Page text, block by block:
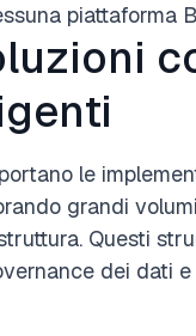
piattaforma
le
grandi
Questi
dei dati